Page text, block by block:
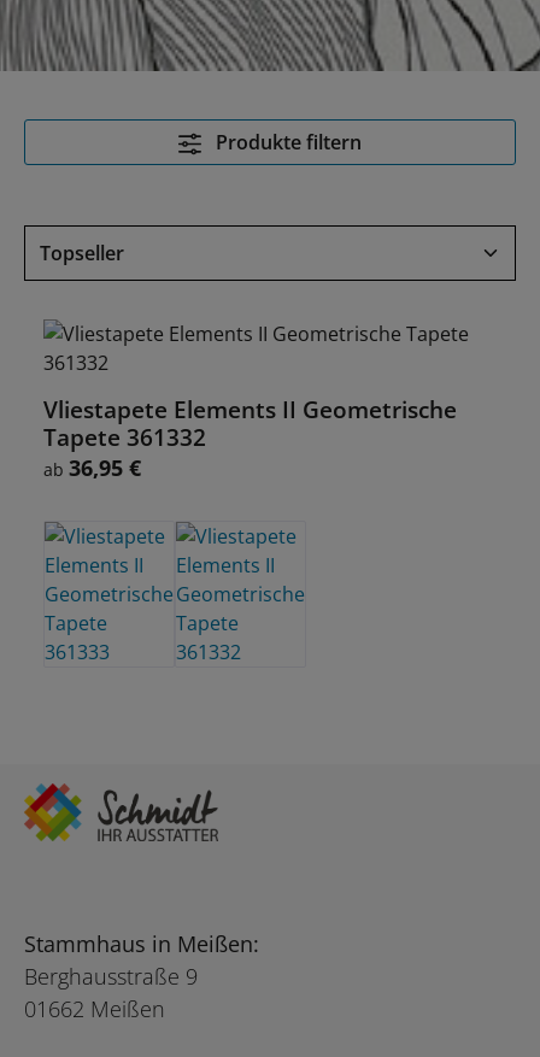
Produkte filtern
Vliestapete Elements II Geometrische
Tapete 361332
Regulärer Preis:
ab 36,95 €
Stammhaus in Meißen:
Berghausstraße 9
01662 Meißen